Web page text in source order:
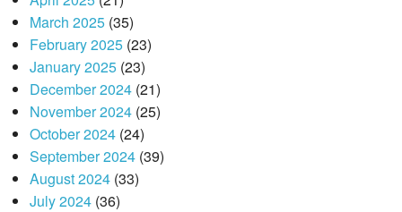
March 2025(35)
February 2025(23)
January 2025(23)
December 2024(21)
November 2024(25)
October 2024(24)
September 2024(39)
August 2024(33)
July 2024(36)